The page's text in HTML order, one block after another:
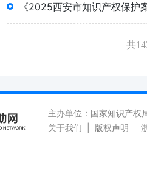
《2025西安市知识产权保护
共
主办单位：国家知识产
关于我们
版权声明